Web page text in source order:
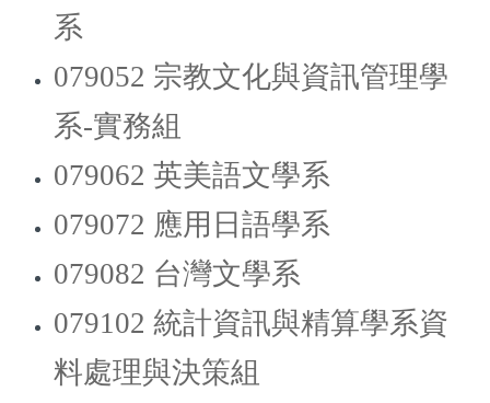
系
079052 宗教文化與資訊管理學
系-實務組
079062 英美語文學系
079072 應用日語學系
079082 台灣文學系
079102 統計資訊與精算學系資
料處理與決策組